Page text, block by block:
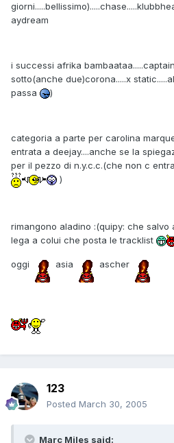
aydream
i successi afrika
sotto(anche due)corona.....x
passa
)
categoria a parte per carolina
entrata a deejay....anche se la
per il pezzo di n.y.c.c.(che non c
)
rimangono aladino :(quipy: che salvo
lega a colui che posta le tracklist
oggi asia ascher
123
Posted March 30, 2005
Marc Miles said: